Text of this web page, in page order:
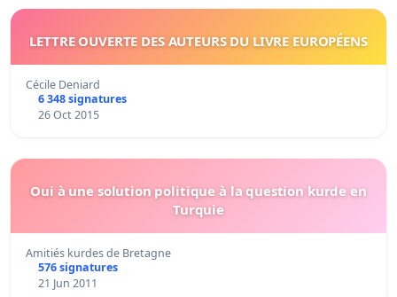
LETTRE OUVERTE DES AUTEURS DU LIVRE EUROPÉENS
Cécile Deniard
6 348 signatures
26 Oct 2015
Oui à une solution politique à la question kurde en
Turquie
Amitiés kurdes de Bretagne
576 signatures
21 Jun 2011